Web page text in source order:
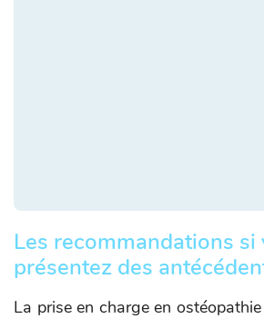
Les recommandations si
présentez des
La prise en charge en ostéopathie